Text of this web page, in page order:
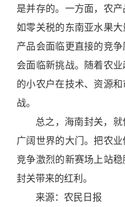
是并存的。一方面，农
如零关税的东南亚水果
产品会面临更直接的竞
会面临新挑战。随着农
的小农户在技术、资源
战。
总之，海南封关，
广阔世界的大门。把农
竞争激烈的新赛场上站
封关带来的红利。
来源：农民日报